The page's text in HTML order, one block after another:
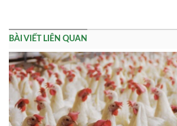
BÀI VIẾT LIÊN QUAN